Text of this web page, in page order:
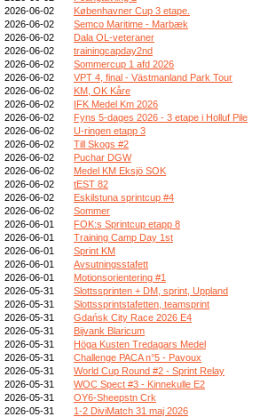
2026-06-02
Københavner Cup 3 etape.
2026-06-02
Semco Maritime - Marbæk
2026-06-02
Dala OL-veteraner
2026-06-02
trainingcapday2nd
2026-06-02
Sommercup 1 afd 2026
2026-06-02
VPT 4, final - Västmanland Park Tour
2026-06-02
KM, OK Kåre
2026-06-02
IFK Medel Km 2026
2026-06-02
Fyns 5-dages 2026 - 3 etape i Holluf Pile
2026-06-02
U-ringen etapp 3
2026-06-02
Till Skogs #2
2026-06-02
Puchar DGW
2026-06-02
Medel KM Eksjö SOK
2026-06-02
tEST 82
2026-06-02
Eskilstuna sprintcup #4
2026-06-02
Sommer
2026-06-01
FOK:s Sprintcup etapp 8
2026-06-01
Training Camp Day 1st
2026-06-01
Sprint KM
2026-06-01
Avsutningsstafett
2026-06-01
Motionsorientering #1
2026-05-31
Slottssprinten + DM, sprint, Uppland
2026-05-31
Slottssprintstafetten, teamsprint
2026-05-31
Gdańsk City Race 2026 E4
2026-05-31
Bijvank Blaricum
2026-05-31
Höga Kusten Tredagars Medel
2026-05-31
Challenge PACA n°5 - Pavoux
2026-05-31
World Cup Round #2 - Sprint Relay
2026-05-31
WOC Spect #3 - Kinnekulle E2
2026-05-31
OY6-Sheepstn Crk
2026-05-31
1-2 DiviMatch 31 maj 2026